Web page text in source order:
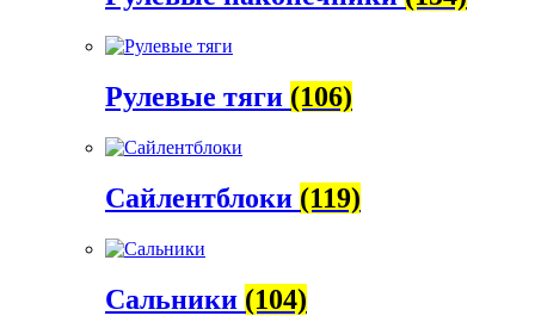
Рулевые тяги (106)
Сайлентблоки (119)
Сальники (104)